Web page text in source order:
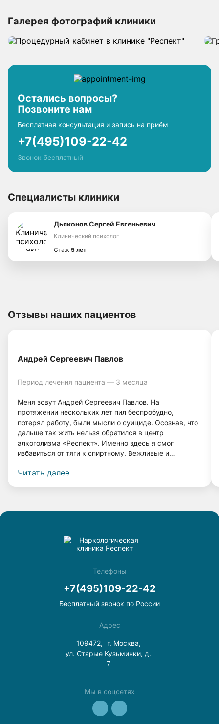
Галерея фотографий клиники
Остались вопросы?
Позвоните нам
Бесплатная консультация и запись на приём
+7(495)109-22-42
Звонок бесплатный
Специалисты клиники
Дьяконов Сергей Евгеньевич
Клинический психолог
Стаж 5 лет
Отзывы наших пациентов
Андрей Сергеевич Павлов
Период лечения пациента — 3 месяца
Меня зовут Андрей Сергеевич Павлов. На
протяжении нескольких лет пил беспробудно,
потерял работу, были мысли о суициде. Осознав, что
дальше так жить нельзя обратился в центр
алкоголизма «Респект». Именно здесь я смог
избавиться от тяги к спиртному. Вежливые и
мне вернуться к нормальной жизни. Прошло 4 года, и
Читать далее
Телефоны
+7(495)109-22-42
Бесплатный звонок по России
Адрес
109472,
г. Москва,
ул. Старые Кузьминки, д.
7
Мы в соцсетях